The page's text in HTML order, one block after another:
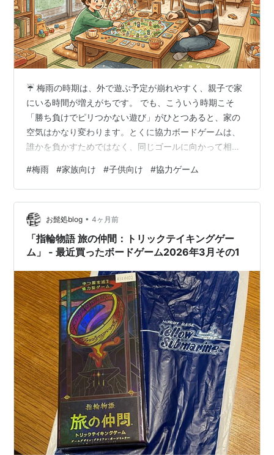
☔ 梅雨の時期は、外で遊ぶ予定が崩れやすく、親子で家
にいる時間が増えがちです。 でも、こういう時期こそ
「勝ち負けでピリつかない遊び」がひとつあると、家の
空気はかなり変わります。とくに協力ボードゲームは、
誰かを負かすためではなく、同じゴールに向かって相談
は、梅雨の親子時間に使いやすい協力ボードゲームを10
本選びました。基準にしたのは、親が説明しやすいこ
と、子どもが置いていかれにくいこと、そして遊び終わ
ったあとに「一緒に考えた時間」がちゃんと残ることで
す。 🌈 迷うならこの3本 最初に3本だけ挙げるなら、次
の組み合わせがかなり安定します。 果樹園…
#梅雨 #家族向け #子供向け #協力ゲーム
お髭処blog • 4ヶ月前
「指輪物語 旅の仲間：トリックテイキングゲー
ム」 - 最近買ったボードゲーム2026年3月その1